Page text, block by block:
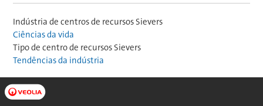
Indústria de centros de recursos Sievers
Ciências da vida
Tipo de centro de recursos Sievers
Tendências da indústria